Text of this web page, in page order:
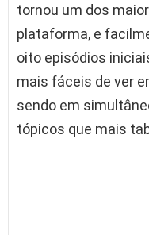
tornou um dos
plataforma, e
oito episódios
mais fáceis de ver
sendo em
tópicos que mais